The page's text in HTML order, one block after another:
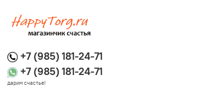
+7 (985) 181-24-71
+7 (985) 181-24-71
дарим счастье!